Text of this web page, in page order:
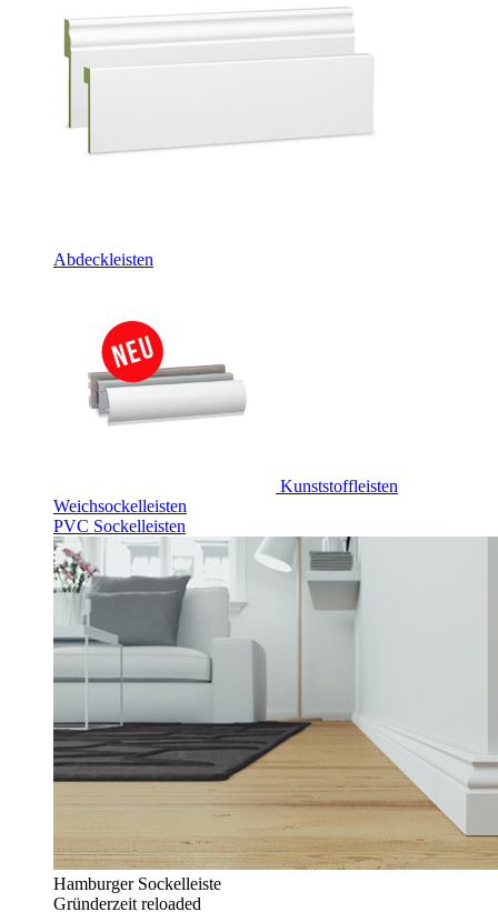
Abdeckleisten
Kunststoffleisten
Weichsockelleisten
PVC Sockelleisten
Hamburger Sockelleiste
Gründerzeit reloaded